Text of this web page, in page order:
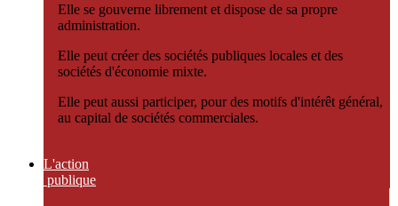
Elle se gouverne librement et dispose de sa propre
administration.
Elle peut créer des sociétés publiques locales et des
sociétés d'économie mixte.
Elle peut aussi participer, pour des motifs d'intérêt général,
au capital de sociétés commerciales.
L'action
publique